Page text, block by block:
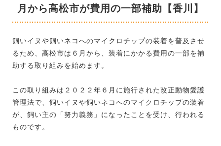
月から高松市が費用の一部補助【香川】
飼いイヌや飼いネコへのマイクロチップの装着を普及させ
るため、高松市は６月から、装着にかかる費用の一部を補
助する取り組みを始めます。
この取り組みは２０２２年６月に施行された改正動物愛護
管理法で、飼いイヌや飼いネコへのマイクロチップの装着
が、飼い主の「努力義務」になったことを受け、行われる
ものです。